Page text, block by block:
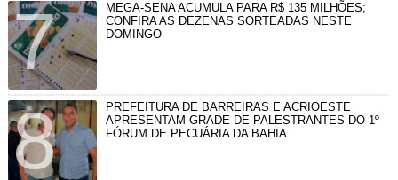
MEGA-SENA ACUMULA PARA R$ 135 MILHÕES;
CONFIRA AS DEZENAS SORTEADAS NESTE
DOMINGO
PREFEITURA DE BARREIRAS E ACRIOESTE
APRESENTAM GRADE DE PALESTRANTES DO 1º
FÓRUM DE PECUÁRIA DA BAHIA